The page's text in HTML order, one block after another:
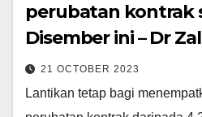
perubatan kontrak
Disember ini – Dr
21 OCTOBER 2023
Lantikan tetap bagi